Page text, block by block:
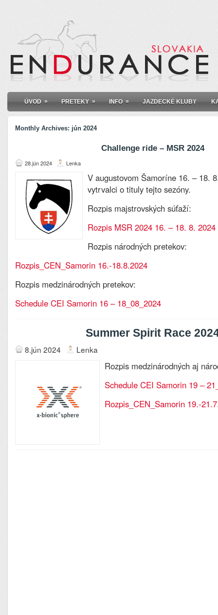
ÚVOD » PRETEKY » INFO » JAZDECKÉ KLUBY
Monthly Archives: jún 2024
Challenge ride – MSR 2024
28.jún 2024 Lenka
V augustovom Šamoríne 16. – 18.
vytrvalci o tituly tejto sezóny.
Rozpis majstrovských súťaží:
Rozpis MSR 2024 16. – 18. 8. 2024
Rozpis národných pretekov:
Rozpis_CEN_Samorin 16.-18.8.2024
Rozpis medzinárodných pretekov:
Schedule CEI Samorin 16 – 18_08_2024
Summer Spirit Race
8.jún 2024 Lenka
Rozpis medzinárodných aj
Schedule CEI Samorin 19 –
Rozpis_CEN_Samorin 19.-